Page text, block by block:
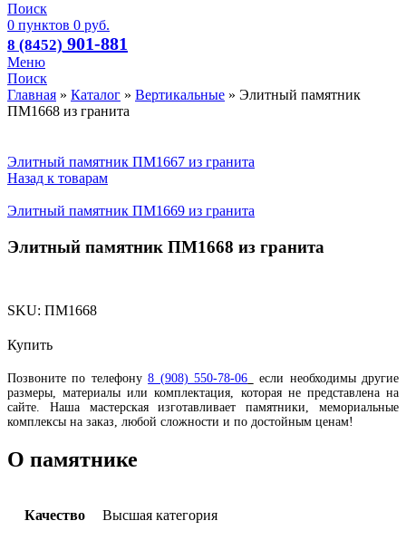
Поиск
0 пунктов 0 руб.
8 (8452) 901-881
Меню
Поиск
Главная » Каталог » Вертикальные » Элитный памятник
ПМ1668 из гранита
Элитный памятник ПМ1667 из гранита
Назад к товарам
Элитный памятник ПМ1669 из гранита
Элитный памятник ПМ1668 из гранита
SKU: ПМ1668
Купить
Позвоните по телефону8 (908) 550-78-06
если необходимы другие
размеры, материалы или комплектация, которая не представлена на
сайте. Наша мастерская изготавливает памятники, мемориальные
комплексы на заказ, любой сложности и по достойным ценам!
О памятнике
Качество Высшая категория